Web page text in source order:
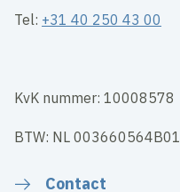
Tel: +31 40 250 43 00
KvK nummer: 10008578
BTW: NL 003660564B01
Contact